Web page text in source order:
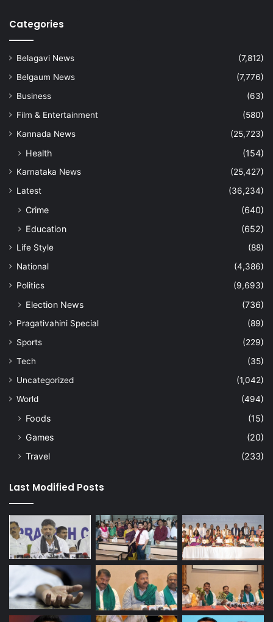
Categories
Belagavi News
(7,812)
Belgaum News
(7,776)
Business
(63)
Film & Entertainment
(580)
Kannada News
(25,723)
Health (154)
Karnataka News
(25,427)
Latest
(36,234)
Crime
(640)
Education
(652)
Life Style
(88)
National
(4,386)
Politics
(9,693)
Election News (736)
Pragativahini Special
(89)
Sports
(229)
Tech
(35)
Uncategorized
(1,042)
World
(494)
Foods
(15)
Games
(20)
Travel
(233)
Last Modified Posts